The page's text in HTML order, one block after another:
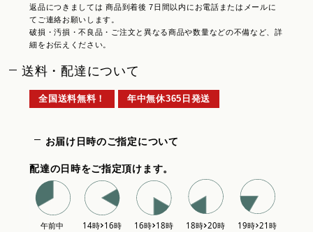
返品につきましては 商品到着後 7日間以内にお電話またはメールに
てご連絡お願いします。
破損・汚損・不良品・ご注文と異なる商品や数量などの不備など、詳
細をお伝えください。
送料・配達について
全国送料無料！ 年中無休365日発送
お届け日時のご指定について
配達の日時をご指定頂けます。